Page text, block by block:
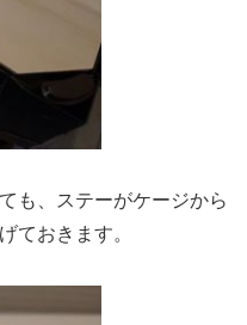
も、ステーがケージから
ておきます。